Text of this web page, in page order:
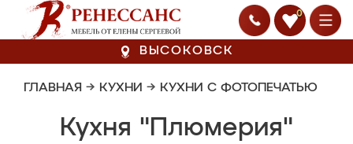
0
ВЫСОКОВСК
ГЛАВНАЯ → КУХНИ → КУХНИ С ФОТОПЕЧАТЬЮ
Кухня "Плюмерия"